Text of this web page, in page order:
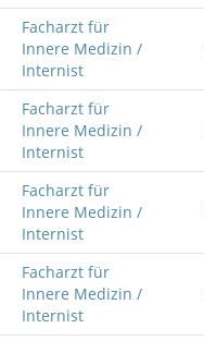
Facharzt für
Innere Medizin /
Internist
Facharzt für
Innere Medizin /
Internist
Facharzt für
Innere Medizin /
Internist
Facharzt für
Innere Medizin /
Internist